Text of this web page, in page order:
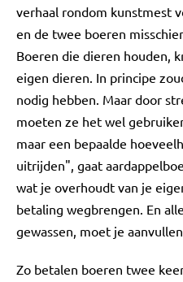
verhaal rondom kunstmest
en de twee boeren
Boeren die dieren houden,
eigen dieren. In principe
nodig hebben. Maar door
moeten ze het wel
maar een bepaalde
uitrijden", gaat
wat je overhoudt van je
betaling wegbrengen. En
gewassen, moet je
Zo betalen boeren twee